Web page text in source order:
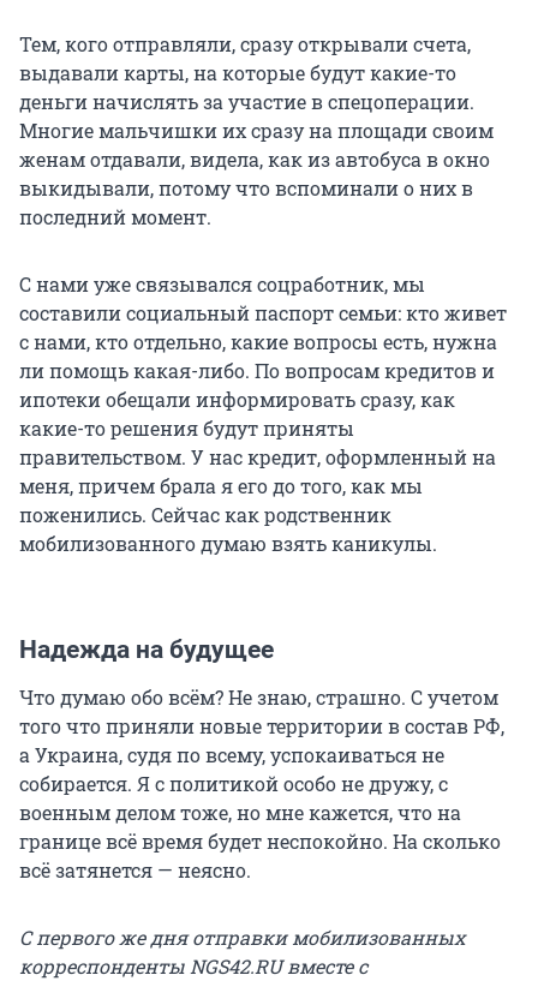
Тем, кого отправляли, сразу открывали счета,
выдавали карты, на которые будут какие-то
деньги начислять за участие в спецоперации.
Многие мальчишки их сразу на площади своим
женам отдавали, видела, как из автобуса в окно
выкидывали, потому что вспоминали о них в
последний момент.
С нами уже связывался соцработник, мы
составили социальный паспорт семьи: кто живет
с нами, кто отдельно, какие вопросы есть, нужна
ли помощь какая-либо. По вопросам кредитов и
ипотеки обещали информировать сразу, как
какие-то решения будут приняты
правительством. У нас кредит, оформленный на
меня, причем брала я его до того, как мы
поженились. Сейчас как родственник
мобилизованного думаю взять каникулы.
Надежда на будущее
Что думаю обо всём? Не знаю, страшно. С учетом
того что приняли новые территории в состав РФ,
а Украина, судя по всему, успокаиваться не
собирается. Я с политикой особо не дружу, с
военным делом тоже, но мне кажется, что на
границе всё время будет неспокойно. На сколько
всё затянется — неясно.
С первого же дня отправки мобилизованных
корреспонденты NGS42.RU вместе с